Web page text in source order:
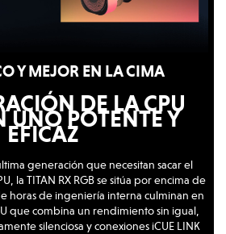
Y MEJOR EN LA CIMA
DE LA CPU
UNO POTENTE Y
EFICAZ
generación que necesitan sacar el
la TITAN RX RGB se sitúa por encima de
horas de ingeniería interna culminan en
que combina un rendimiento sin igual,
silenciosa y conexiones iCUE LINK